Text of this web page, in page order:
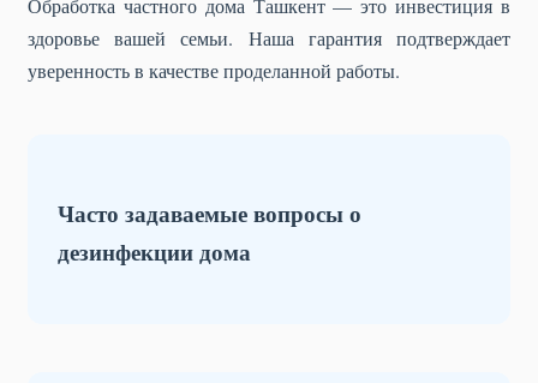
Обработка частного дома Ташкент — это инвестиция в
здоровье вашей семьи. Наша гарантия подтверждает
уверенность в качестве проделанной работы.
Часто задаваемые вопросы о
дезинфекции дома